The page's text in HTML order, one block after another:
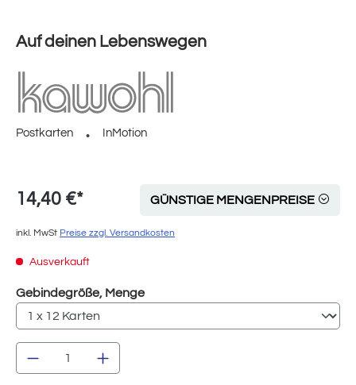
Auf deinen Lebenswegen
Postkarten InMotion
14,40 €* GÜNSTIGE MENGENPREISE
inkl. MwSt Preise zzgl. Versandkosten
Ausverkauft
Gebindegröße, Mengeauswählen
Produkt Anzahl: Gib den gewünschten